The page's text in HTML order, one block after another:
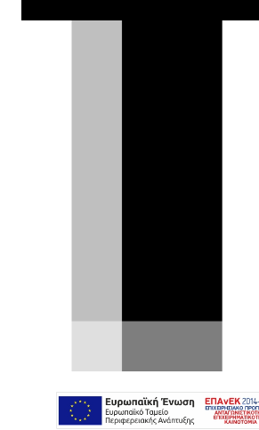
σε μια κατηγορία με
Oι αλλαγές έναντι του